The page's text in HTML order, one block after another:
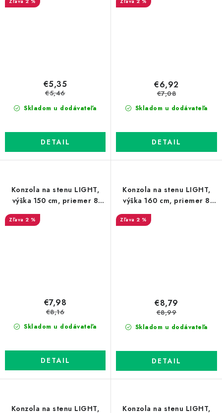
Skladom u dodávateľa
€5,35
€5,46
DETAIL
Skladom u dodávateľa
€6,92
€7,08
DETAIL
Konzola na stenu LIGHT,
výška 150 cm, priemer 8
2 %
Skladom u dodávateľa
€7,98
€8,16
DETAIL
Konzola na stenu LIGHT,
výška 160 cm, priemer 8
2 %
Skladom u dodávateľa
€8,79
€8,99
DETAIL
Konzola na stenu LIGHT, Konzola na stenu LIGHT,